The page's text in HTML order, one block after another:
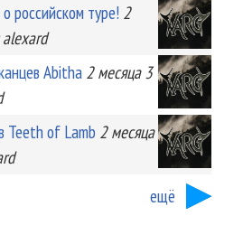
российском туре! 2
alexard
Abitha 2 месяца 3
Teeth of Lamb 2 месяца
ещё